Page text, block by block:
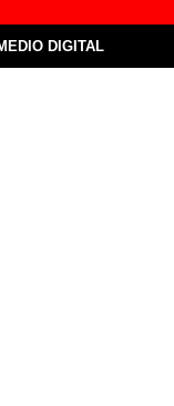
DIGITAL